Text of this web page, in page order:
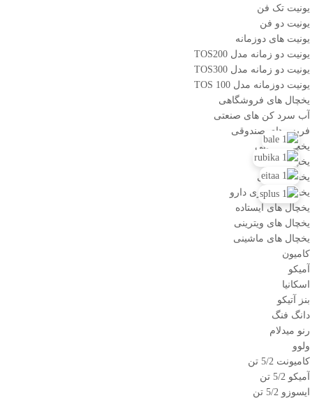
یونیت تک فن
یونیت دو فن
یونیت های دوزمانه
یونیت دو زمانه مدل TOS200
یونیت دو زمانه مدل TOS300
یونیت دوزمانه مدل TOS 100
یخچال های فروشگاهی
آب سرد کن های صنعتی
فریزر های صندوقی
یخچال قصابی
یخچال قنادی
یخچال لبنیاتی
یخچال نگهداری دارو
یخچال های ایستاده
یخچال های ویترینی
یخچال های ماشینی
کامیون
آمیکو
اسکانیا
بنز آتیکو
دانگ فنگ
رنو میدلام
ولوو
کامیونت 5/2 تن
آمیکو 5/2 تن
ایسوزو 5/2 تن